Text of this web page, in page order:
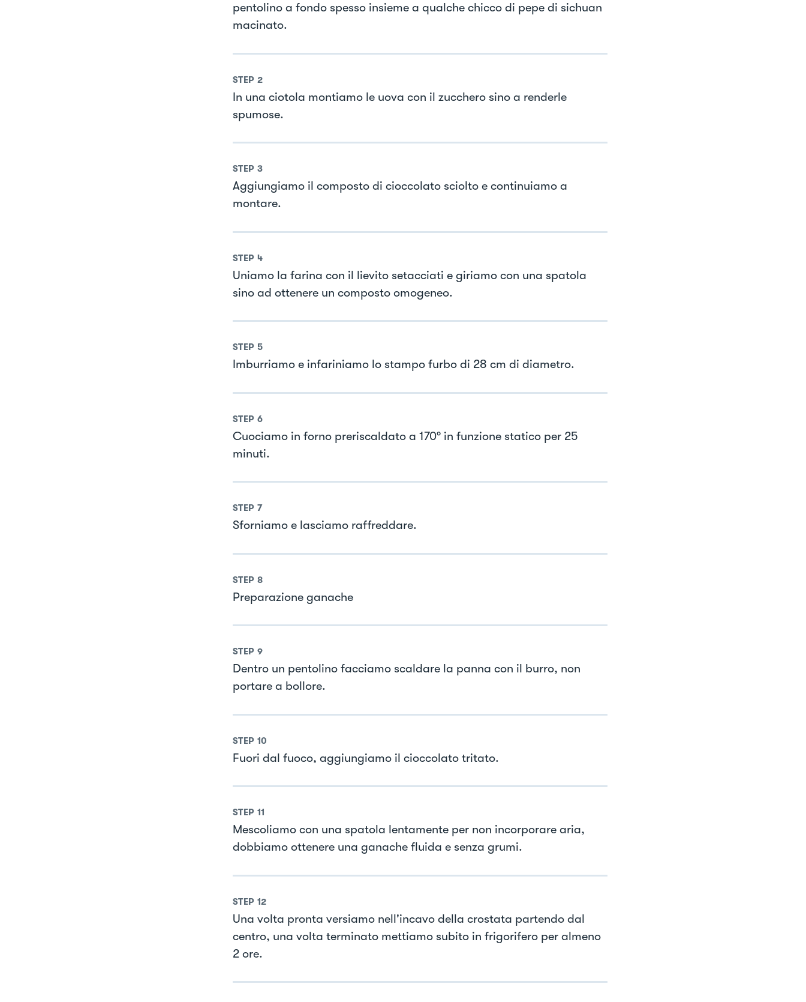
pentolino a fondo spesso insieme a qualche chicco di pepe di sichuan
macinato.
STEP 2
In una ciotola montiamo le uova con il zucchero sino a renderle
spumose.
STEP 3
Aggiungiamo il composto di cioccolato sciolto e continuiamo a
montare.
STEP 4
Uniamo la farina con il lievito setacciati e giriamo con una spatola
sino ad ottenere un composto omogeneo.
STEP 5
Imburriamo e infariniamo lo stampo furbo di 28 cm di diametro.
STEP 6
Cuociamo in forno preriscaldato a 170° in funzione statico per 25
minuti.
STEP 7
Sforniamo e lasciamo raffreddare.
STEP 8
Preparazione ganache
STEP 9
Dentro un pentolino facciamo scaldare la panna con il burro, non
portare a bollore.
STEP 10
Fuori dal fuoco, aggiungiamo il cioccolato tritato.
STEP 11
Mescoliamo con una spatola lentamente per non incorporare aria,
dobbiamo ottenere una ganache fluida e senza grumi.
STEP 12
Una volta pronta versiamo nell'incavo della crostata partendo dal
centro, una volta terminato mettiamo subito in frigorifero per almeno
2 ore.